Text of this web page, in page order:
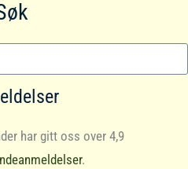
har gitt oss over 4,9
.